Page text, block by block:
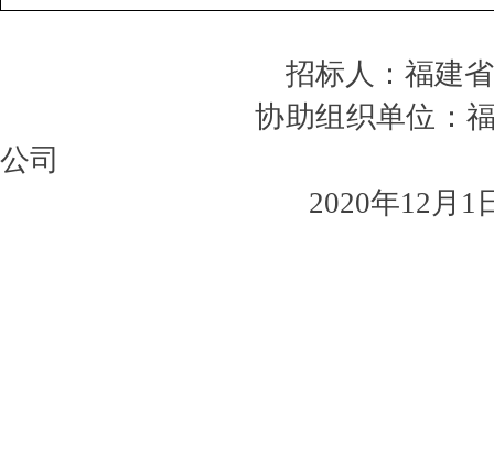
招标人：福建省立
协助组织单位：福建省
公司
2020年12月1